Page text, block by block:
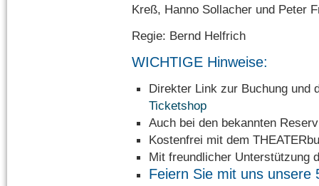
Kreß, Hanno Sollacher und Peter
Regie: Bernd Helfrich
WICHTIGE Hinweise:
Direkter Link zur Buchung
Ticketshop
Auch bei den bekannten
Kostenfrei mit dem
Mit freundlicher Unterstützung
Feiern Sie mit uns unsere